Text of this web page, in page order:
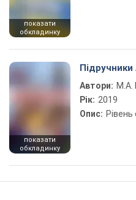
показати
обкладинку
показати
обкладинку
Підручники
Автори: М.А.
Рік: 2019
Опис: